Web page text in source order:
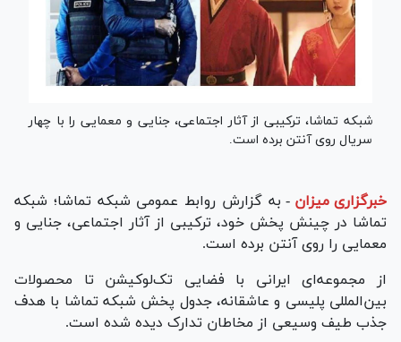
شبکه تماشا، ترکیبی از آثار اجتماعی، جنایی و معمایی را با چهار
سریال روی آنتن برده است.
خبرگزاری میزان - به گزارش روابط عمومی شبکه تماشا؛ شبکه
تماشا در چینش پخش خود، ترکیبی از آثار اجتماعی، جنایی و
معمایی را روی آنتن برده است.
از مجموعه‌ای ایرانی با فضایی تک‌لوکیشن تا محصولات
بین‌المللی پلیسی و عاشقانه، جدول پخش شبکه تماشا با هدف
جذب طیف وسیعی از مخاطان تدارک دیده شده است.